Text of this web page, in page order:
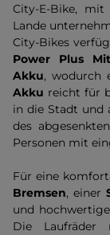
City-E-Bike,
Lande
City-Bikes
Power Plus
Akku, wodurch
Akku reicht für
in die Stadt und
des
Personen mit
Für eine
Bremsen, einer
und
Die